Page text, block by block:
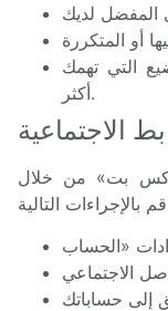
التي تهمك
أكثر.
الاجتماعية
اكس بت» من خلال